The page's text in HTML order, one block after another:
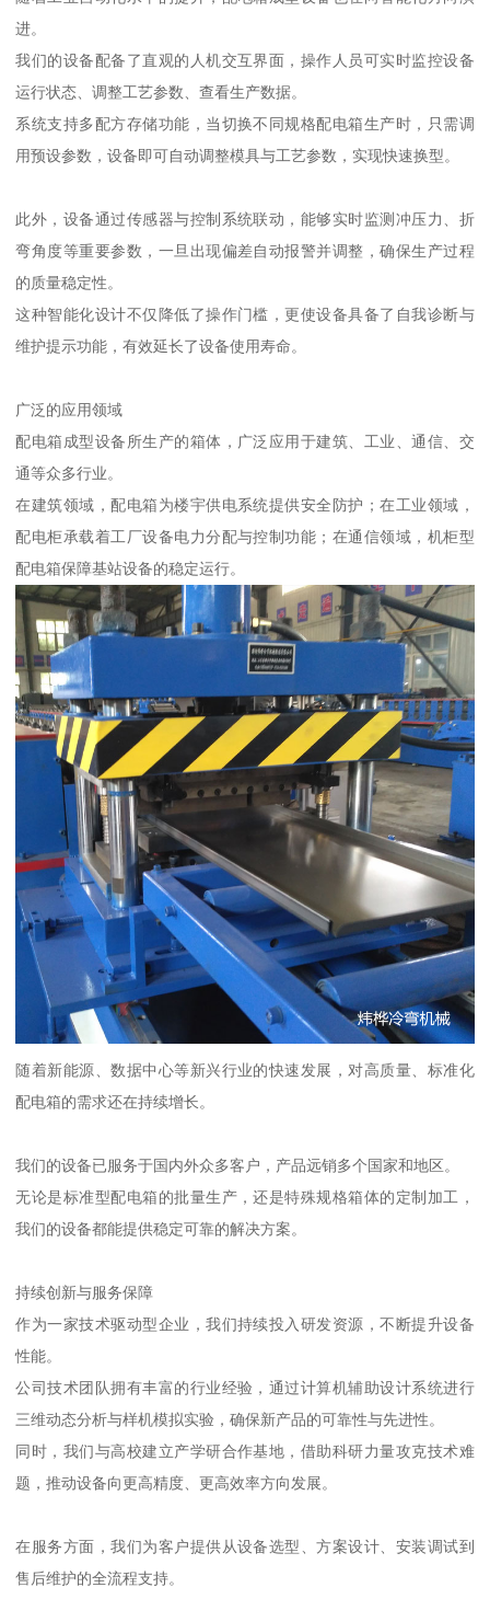
进。
我们的设备配备了直观的人机交互界面，操作人员可实时监控设备
运行状态、调整工艺参数、查看生产数据。
系统支持多配方存储功能，当切换不同规格配电箱生产时，只需调
用预设参数，设备即可自动调整模具与工艺参数，实现快速换型。
此外，设备通过传感器与控制系统联动，能够实时监测冲压力、折
弯角度等重要参数，一旦出现偏差自动报警并调整，确保生产过程
的质量稳定性。
这种智能化设计不仅降低了操作门槛，更使设备具备了自我诊断与
维护提示功能，有效延长了设备使用寿命。
广泛的应用领域
配电箱成型设备所生产的箱体，广泛应用于建筑、工业、通信、交
通等众多行业。
在建筑领域，配电箱为楼宇供电系统提供安全防护；在工业领域，
配电柜承载着工厂设备电力分配与控制功能；在通信领域，机柜型
配电箱保障基站设备的稳定运行。
随着新能源、数据中心等新兴行业的快速发展，对高质量、标准化
配电箱的需求还在持续增长。
我们的设备已服务于国内外众多客户，产品远销多个国家和地区。
无论是标准型配电箱的批量生产，还是特殊规格箱体的定制加工，
我们的设备都能提供稳定可靠的解决方案。
持续创新与服务保障
作为一家技术驱动型企业，我们持续投入研发资源，不断提升设备
性能。
公司技术团队拥有丰富的行业经验，通过计算机辅助设计系统进行
三维动态分析与样机模拟实验，确保新产品的可靠性与先进性。
同时，我们与高校建立产学研合作基地，借助科研力量攻克技术难
题，推动设备向更高精度、更高效率方向发展。
在服务方面，我们为客户提供从设备选型、方案设计、安装调试到
售后维护的全流程支持。